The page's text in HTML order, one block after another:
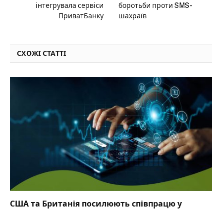
інтегрувала сервіси
ПриватБанку
боротьби проти SMS-
шахраїв
СХОЖІ СТАТТІ
США та Британія посилюють співпрацю у